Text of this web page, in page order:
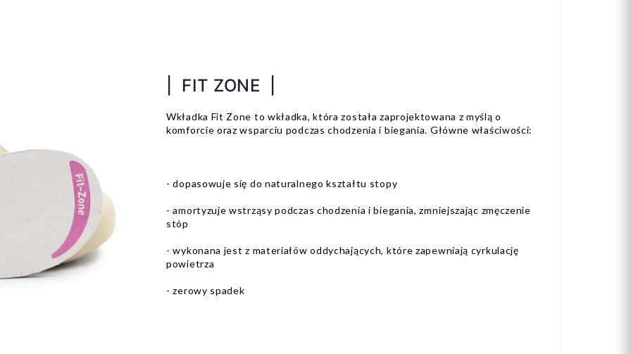
| FIT ZONE |
Wkładka Fit Zone to wkładka, która została zaprojektowana z myślą o
komforcie oraz wsparciu podczas chodzenia i biegania. Główne właściwości:
- dopasowuje się do naturalnego kształtu stopy
- amortyzuje wstrząsy podczas chodzenia i biegania, zmniejszając zmęczenie
stóp
- wykonana jest z materiałów oddychających, które zapewniają cyrkulację
powietrza
- zerowy spadek